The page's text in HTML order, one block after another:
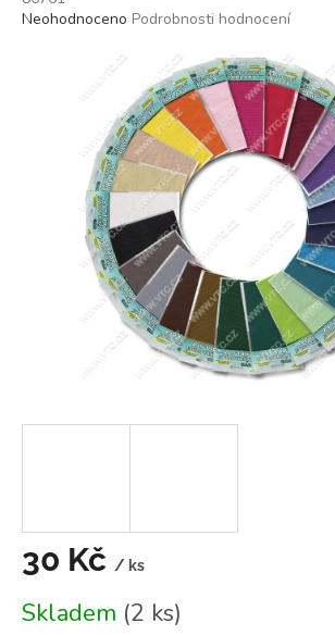
Průměrné
Neohodnoceno Podrobnosti hodnocení
30 Kč / ks
cena:
Skladem (2 ks)